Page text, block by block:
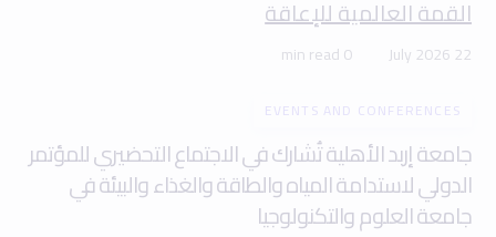
القمة العالمية للإعاقة
22 July 2026
0 min read
EVENTS AND CONFERENCES
جامعة إربد الأهلية تُشارك في الاجتماع التحضيري للمؤتمر
الدولي لاستدامة المياه والطاقة والغذاء والبيئة في
جامعة العلوم والتكنولوجيا